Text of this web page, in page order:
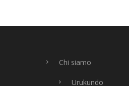
Chi siamo
Urukundo